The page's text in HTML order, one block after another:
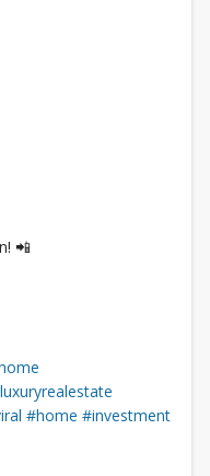
📲
#home #investment